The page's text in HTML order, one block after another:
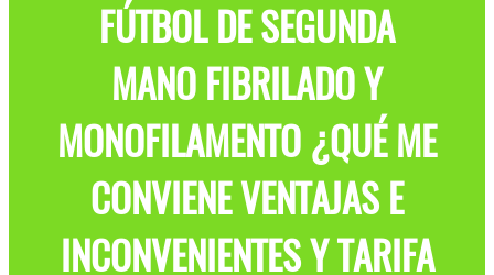
FÚTBOL DE SEGUNDA
MANO FIBRILADO Y
MONOFILAMENTO ¿QUÉ ME
CONVIENE VENTAJAS E
INCONVENIENTES Y TARIFA